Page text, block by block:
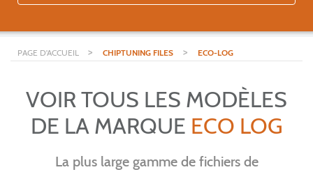
PAGE D'ACCUEIL > CHIPTUNING FILES > ECO-LOG
VOIR TOUS LES MODÈLES
DE LA MARQUE ECO LOG
La plus large gamme de fichiers de